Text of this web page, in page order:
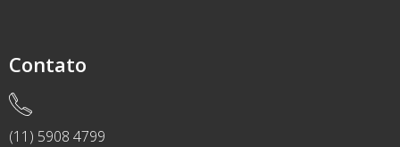
Contato
(11) 5908 4799